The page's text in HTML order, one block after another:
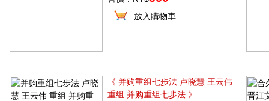
放入購物車
《 并购重组七步法 卢晓慧 王云伟
重组 并购重组七步法 》